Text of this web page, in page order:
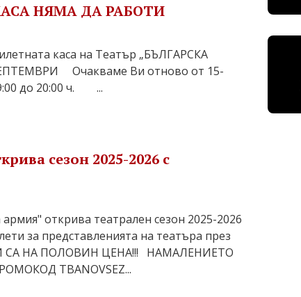
НЯМА ДА РАБОТИ
каса на Театър „БЪЛГАРСКА
Очакваме Ви отново от 15-
до 20:00 ч. ...
сезон 2025-2026 с
открива театрален сезон 2025-2026
за представленията на театъра през
НА ПОЛОВИН ЦЕНА!!! НАМАЛЕНИЕТО
TBANOVSEZ...